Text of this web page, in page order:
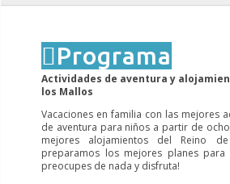
Programa
Actividades de aventura y
los Mallos
Vacaciones en familia con las mejores
de aventura para niños a partir de
mejores alojamientos del Reino
preparamos los mejores planes para
preocupes de nada y disfruta!